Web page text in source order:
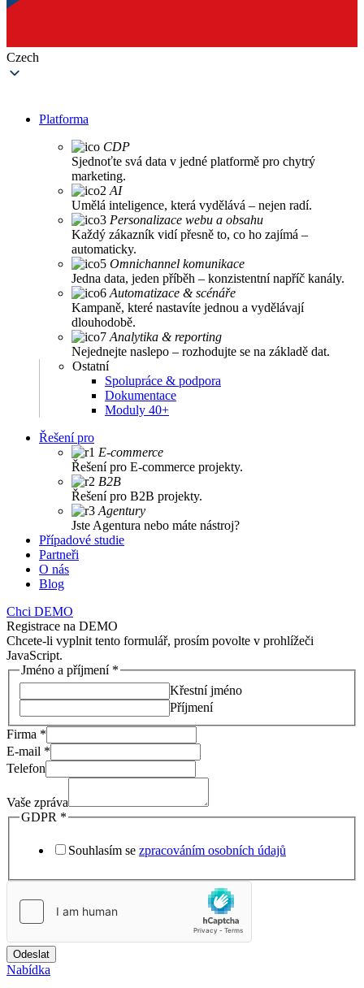
Czech
Platforma
CDP
Sjednoťte svá data v jedné platformě pro chytrý
marketing.
AI
Umělá inteligence, která vydělává – nejen radí.
Personalizace webu a obsahu
Každý zákazník vidí přesně to, co ho zajímá –
automaticky.
Omnichannel komunikace
Jedna data, jeden příběh – konzistentní napříč kanály.
Automatizace & scénáře
Kampaně, které nastavíte jednou a vydělávají
dlouhodobě.
Analytika & reporting
Nejednejte naslepo – rozhodujte se na základě dat.
Ostatní
Spolupráce & podpora
Dokumentace
Moduly 40+
Řešení pro
E-commerce
Řešení pro E-commerce projekty.
B2B
Řešení pro B2B projekty.
Agentury
Jste Agentura nebo máte nástroj?
Případové studie
Partneři
O nás
Blog
Chci DEMO
Registrace na DEMO
Chcete-li vyplnit tento formulář, prosím povolte v prohlížeči
JavaScript.
Jméno a příjmení *
Křestní jméno
Příjmení
Firma *
E-mail *
Telefon
Vaše zpráva
GDPR *
Souhlasím se zpracováním osobních údajů
Odeslat
Nabídka